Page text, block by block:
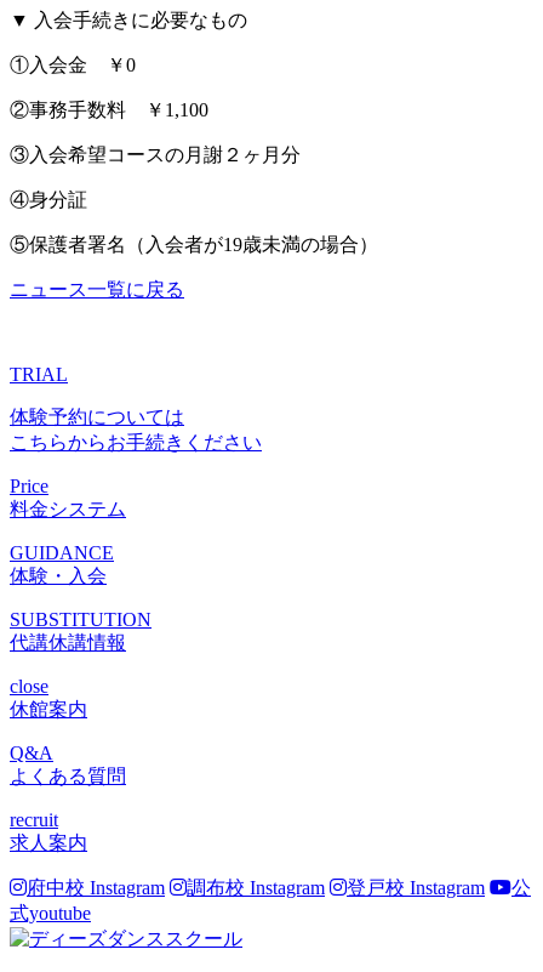
▼ 入会手続きに必要なもの
①入会金 ￥0
②事務手数料 ￥1,100
③入会希望コースの月謝２ヶ月分
④身分証
⑤保護者署名（入会者が19歳未満の場合）
ニュース一覧に戻る
TRIAL
体験予約については
こちらからお手続きください
Price
料金システム
GUIDANCE
体験・入会
SUBSTITUTION
代講休講情報
close
休館案内
Q&A
よくある質問
recruit
求人案内
府中校 Instagram 調布校 Instagram 登戸校 Instagram
公
式youtube